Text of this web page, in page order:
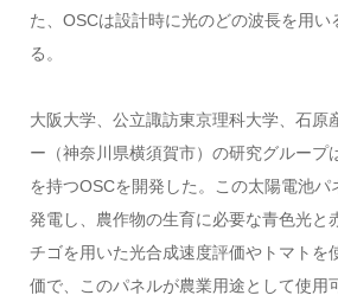
た、OSCは設計時に光のどの波長を用い
る。
大阪大学、公立諏訪東京理科大学、石原
ー（神奈川県横須賀市）の研究グループ
を持つOSCを開発した。この太陽電池パ
発電し、農作物の生育に必要な青色光と
チゴを用いた光合成速度評価やトマトを
価で、このパネルが農業用途として使用